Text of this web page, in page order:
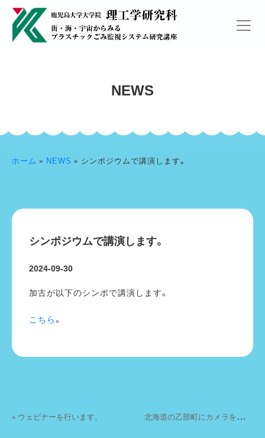
NEWS
ホーム » NEWS » シンポジウムで講演します。
シンポジウムで講演します。
2024-09-30
加古が以下のシンポで講演します。
こちら 。
投稿ナビゲーション
« ウェビナーを行います。 北
海道の乙部町にカメラを設置しました。 »